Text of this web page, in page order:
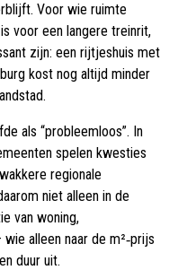
Voor wie ruimte
voor een langere treinrit,
zijn: een rijtjeshuis met
kost nog altijd minder
als “probleemloos”. In
spelen kwesties
regionale
niet alleen in de
van woning,
alleen naar de m²‑prijs
duur uit.